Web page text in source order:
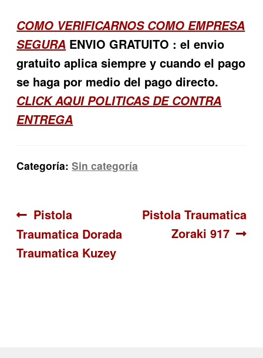
COMO VERIFICARNOS COMO EMPRESA
SEGURA ENVIO GRATUITO : el envio
gratuito aplica siempre y cuando el pago
se haga por medio del pago directo.
CLICK AQUI POLITICAS DE CONTRA
ENTREGA
Categoría:Sin categoría
Navegación
de
Anterior:
Pistola
Traumatica Dorada
Traumatica Kuzey
Siguiente:
Pistola Traumatica
Zoraki 917